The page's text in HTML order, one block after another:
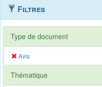
Filtres
Type de document
Avis
Thématique